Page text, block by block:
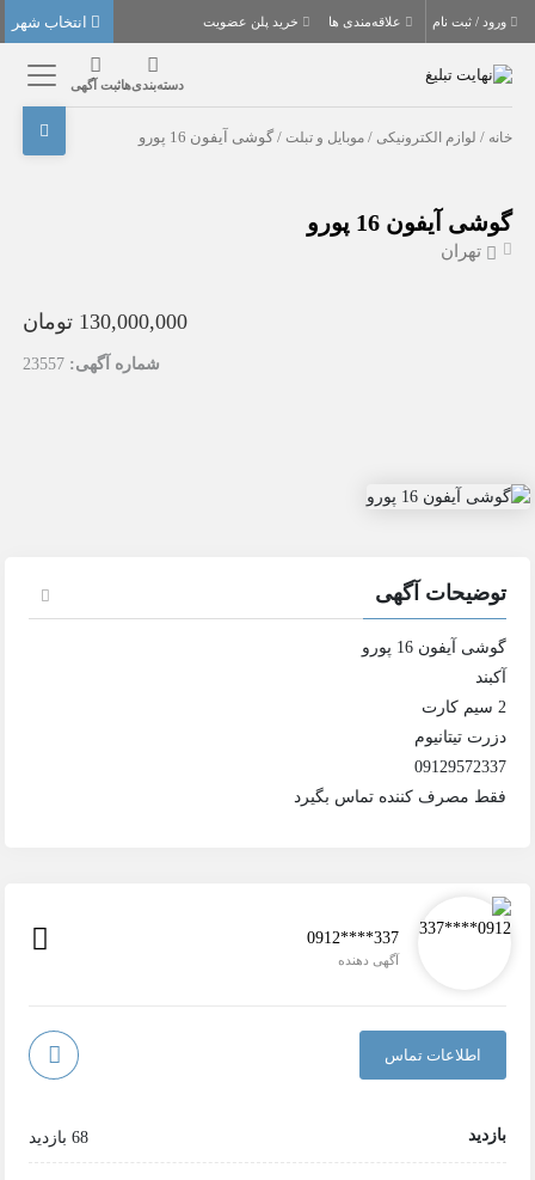
ورود / ثبت نام علاقه‌مندی ها خرید پلن عضویت
دسته‌بندی‌هاثبت آگهی
خانه / لوازم الکترونیکی /موبایل و تبلت / گوشی آیفون 16 پورو
گوشی آیفون 16 پورو
تهران
130,000,000 تومان
شماره آگهی: 23557
توضیحات آگهی
گوشی آیفون 16 پورو
آکبند
2 سیم کارت
دزرت تیتانیوم
09129572337
فقط مصرف کننده تماس بگیرد
0912****337
آگهی دهنده
اطلاعات تماس
بازدید 68 بازدید